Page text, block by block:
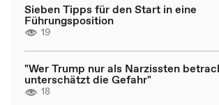
Sieben Tipps für den Start in eine
Führungsposition
19
"Wer Trump nur als Narzissten
unterschätzt die Gefahr"
18